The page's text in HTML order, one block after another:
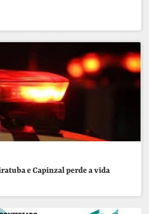
e Capinzal perde a vida